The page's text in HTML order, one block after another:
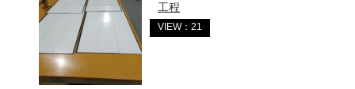
工程
VIEW：21